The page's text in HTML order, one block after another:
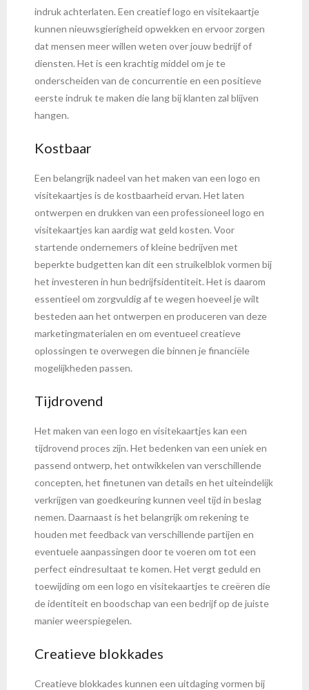
indruk achterlaten. Een creatief logo en visitekaartje
kunnen nieuwsgierigheid opwekken en ervoor zorgen
dat mensen meer willen weten over jouw bedrijf of
diensten. Het is een krachtig middel om je te
onderscheiden van de concurrentie en een positieve
eerste indruk te maken die lang bij klanten zal blijven
hangen.
Kostbaar
Een belangrijk nadeel van het maken van een logo en
visitekaartjes is de kostbaarheid ervan. Het laten
ontwerpen en drukken van een professioneel logo en
visitekaartjes kan aardig wat geld kosten. Voor
startende ondernemers of kleine bedrijven met
beperkte budgetten kan dit een struikelblok vormen bij
het investeren in hun bedrijfsidentiteit. Het is daarom
essentieel om zorgvuldig af te wegen hoeveel je wilt
besteden aan het ontwerpen en produceren van deze
marketingmaterialen en om eventueel creatieve
oplossingen te overwegen die binnen je financiële
mogelijkheden passen.
Tijdrovend
Het maken van een logo en visitekaartjes kan een
tijdrovend proces zijn. Het bedenken van een uniek en
passend ontwerp, het ontwikkelen van verschillende
concepten, het finetunen van details en het uiteindelijk
verkrijgen van goedkeuring kunnen veel tijd in beslag
nemen. Daarnaast is het belangrijk om rekening te
houden met feedback van verschillende partijen en
eventuele aanpassingen door te voeren om tot een
perfect eindresultaat te komen. Het vergt geduld en
toewijding om een logo en visitekaartjes te creëren die
de identiteit en boodschap van een bedrijf op de juiste
manier weerspiegelen.
Creatieve blokkades
Creatieve blokkades kunnen een uitdaging vormen bij